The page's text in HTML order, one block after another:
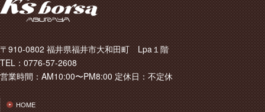
〒910-0802 福井県福井市大和田町 Lpa１階
TEL：0776-57-2608
営業時間：AM10:00〜PM8:00 定休日：不定休
HOME